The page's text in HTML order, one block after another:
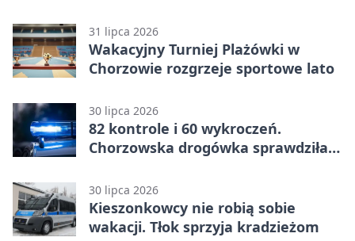
31 lipca 2026
Wakacyjny Turniej Plażówki w
Chorzowie rozgrzeje sportowe lato
30 lipca 2026
82 kontrole i 60 wykroczeń.
Chorzowska drogówka sprawdziła
30 lipca 2026
Kieszonkowcy nie robią sobie
wakacji. Tłok sprzyja kradzieżom